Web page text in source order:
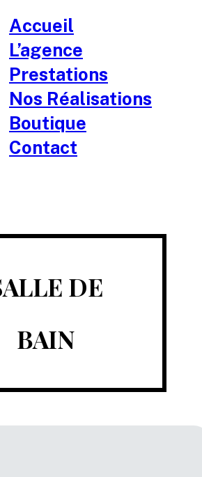
Accueil
L’agence
Prestations
Nos Réalisations
Boutique
Contact
DE
BAIN